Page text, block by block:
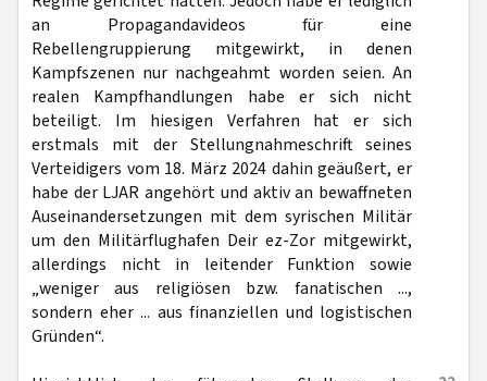
an Propagandavideos für eine
Rebellengruppierung mitgewirkt, in denen
Kampfszenen nur nachgeahmt worden seien. An
realen Kampfhandlungen habe er sich nicht
beteiligt. Im hiesigen Verfahren hat er sich
erstmals mit der Stellungnahmeschrift seines
Verteidigers vom 18. März 2024 dahin geäußert, er
habe der LJAR angehört und aktiv an bewaffneten
Auseinandersetzungen mit dem syrischen Militär
um den Militärflughafen Deir ez-Zor mitgewirkt,
allerdings nicht in leitender Funktion sowie
„weniger aus religiösen bzw. fanatischen ...,
sondern eher ... aus finanziellen und logistischen
Gründen“.